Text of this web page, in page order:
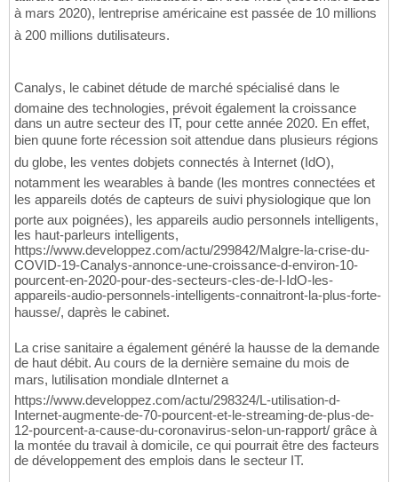
à mars 2020), lentreprise américaine est passée de 10 millions
à 200 millions dutilisateurs.
Canalys, le cabinet détude de marché spécialisé dans le
domaine des technologies, prévoit également la croissance
dans un autre secteur des IT, pour cette année 2020. En effet,
bien quune forte récession soit attendue dans plusieurs régions
du globe, les ventes dobjets connectés à Internet (IdO),
notamment les wearables à bande (les montres connectées et
les appareils dotés de capteurs de suivi physiologique que lon
porte aux poignées), les appareils audio personnels intelligents,
les haut-parleurs intelligents,
https://www.developpez.com/actu/299842/Malgre-la-crise-du-
COVID-19-Canalys-annonce-une-croissance-d-environ-10-
pourcent-en-2020-pour-des-secteurs-cles-de-l-IdO-les-
appareils-audio-personnels-intelligents-connaitront-la-plus-forte-
hausse/, daprès le cabinet.
La crise sanitaire a également généré la hausse de la demande
de haut débit. Au cours de la dernière semaine du mois de
mars, lutilisation mondiale dInternet a
https://www.developpez.com/actu/298324/L-utilisation-d-
Internet-augmente-de-70-pourcent-et-le-streaming-de-plus-de-
12-pourcent-a-cause-du-coronavirus-selon-un-rapport/ grâce à
la montée du travail à domicile, ce qui pourrait être des facteurs
de développement des emplois dans le secteur IT.